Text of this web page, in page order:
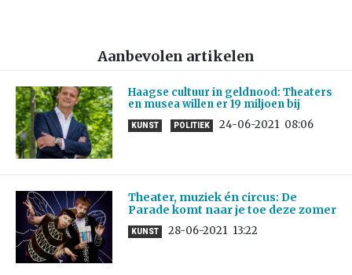
Aanbevolen artikelen
Haagse cultuur in geldnood: Theaters
en musea willen er 19 miljoen bij
KUNST POLITIEK 24-06-2021 08:06
Theater, muziek én circus: De
Parade komt naar je toe deze zomer
KUNST 28-06-2021 13:22